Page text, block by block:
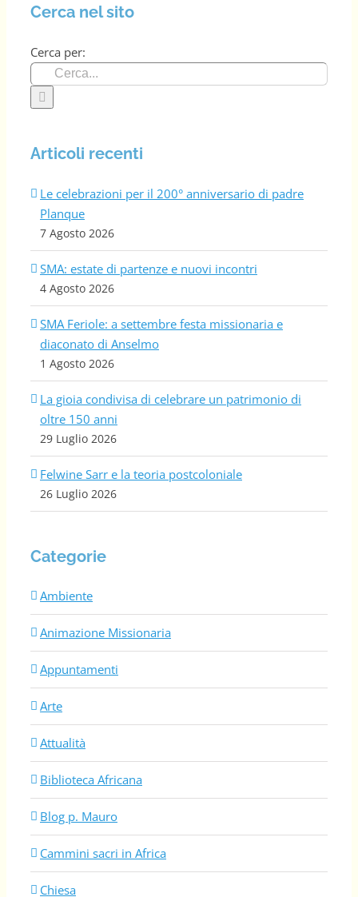
Cerca nel sito
Cerca per:
Articoli recenti
Le celebrazioni per il 200° anniversario di padre
Planque
7 Agosto 2026
SMA: estate di partenze e nuovi incontri
4 Agosto 2026
SMA Feriole: a settembre festa missionaria e
diaconato di Anselmo
1 Agosto 2026
La gioia condivisa di celebrare un patrimonio di
oltre 150 anni
29 Luglio 2026
Felwine Sarr e la teoria postcoloniale
26 Luglio 2026
Categorie
Ambiente
Animazione Missionaria
Appuntamenti
Arte
Attualità
Biblioteca Africana
Blog p. Mauro
Cammini sacri in Africa
Chiesa